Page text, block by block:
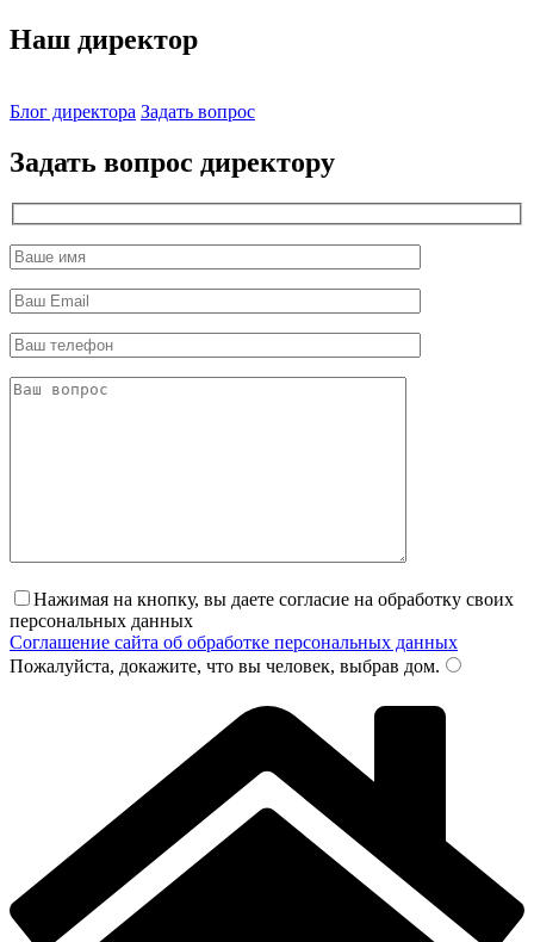
Наш директор
Блог директора Задать вопрос
Задать вопрос директору
Нажимая на кнопку, вы даете согласие на обработку своих
персональных данных
Соглашение сайта об обработке персональных данных
Пожалуйста, докажите, что вы человек, выбрав дом.